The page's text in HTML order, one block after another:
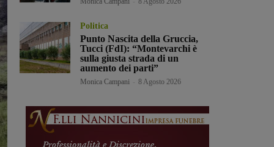
Politica
Punto Nascita della Gruccia,
Tucci (FdI): “Montevarchi è
sulla giusta strada di un
aumento dei parti”
Monica Campani 8 Agosto 2026